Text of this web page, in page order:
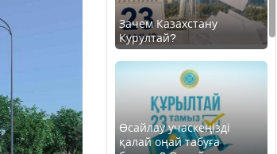
Зачем Казахстану
Курултай?
Өсайлау учаскеңізді
қалай оңай табуға